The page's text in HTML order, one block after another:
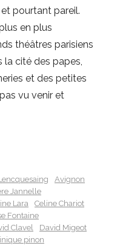
pourtant pareil.
en plus
théâtres parisiens
la cité des papes,
et des petites
vu venir et
Avignon
Jannelle
Lara
Celine Chariot
Fontaine
Clavel
David Migeot
pinon